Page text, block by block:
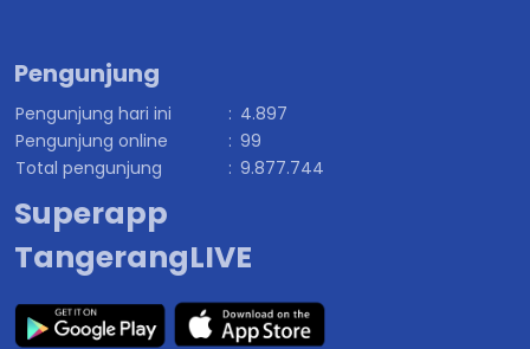
Pengunjung
Pengunjung hari ini : 4.897
Pengunjung online
: 99
Total pengunjung
: 9.877.744
Superapp
TangerangLIVE